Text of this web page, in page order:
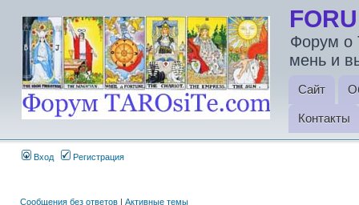
Форум о
мень и
Сайт
Контакты
Вход Регистрация
Сообщения без ответов | Активные темы